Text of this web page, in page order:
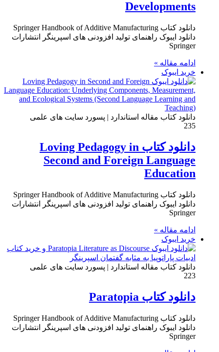
Developments
دانلود کتاب Springer Handbook of Additive Manufacturing
دانلود ایبوک راهنمای تولید افزودنی های اسپرینگر انتشارات
Springer
ادامه مقاله »
خرید ایبوک
دانلود کتاب مقاله استاندارد | پسورد سایت های علمی
235
دانلود کتاب Loving Pedagogy in
Second and Foreign Language
Education
دانلود کتاب Springer Handbook of Additive Manufacturing
دانلود ایبوک راهنمای تولید افزودنی های اسپرینگر انتشارات
Springer
ادامه مقاله »
خرید ایبوک
دانلود کتاب مقاله استاندارد | پسورد سایت های علمی
223
دانلود کتاب Paratopia
دانلود کتاب Springer Handbook of Additive Manufacturing
دانلود ایبوک راهنمای تولید افزودنی های اسپرینگر انتشارات
Springer